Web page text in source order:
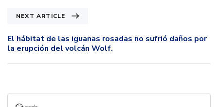
NEXT ARTICLE
El hábitat de las iguanas rosadas no sufrió daños por
la erupción del volcán Wolf.